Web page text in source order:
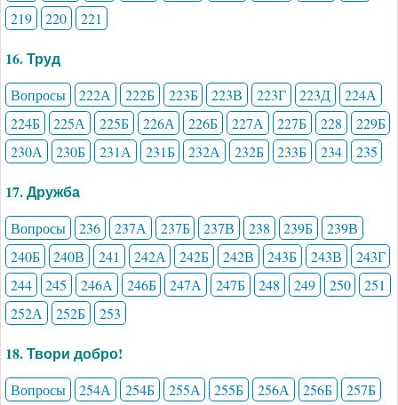
219
220 221
16. Труд
Вопросы 222А 222Б 223Б 223В 223Г 223Д
224А
224Б
225А 225Б 226А 226Б 227А 227Б 228
229Б
230А
230Б 231А 231Б 232А 232Б 233Б 234 235
17. Дружба
Вопросы 236 237А 237Б 237В 238 239Б
239В
240Б
240В 241 242А 242Б 242В 243Б 243В
243Г
244
245 246А 246Б 247А 247Б 248 249 250
251
252А
252Б 253
18. Твори добро!
Вопросы 254А 254Б 255А 255Б 256А 256Б
257Б